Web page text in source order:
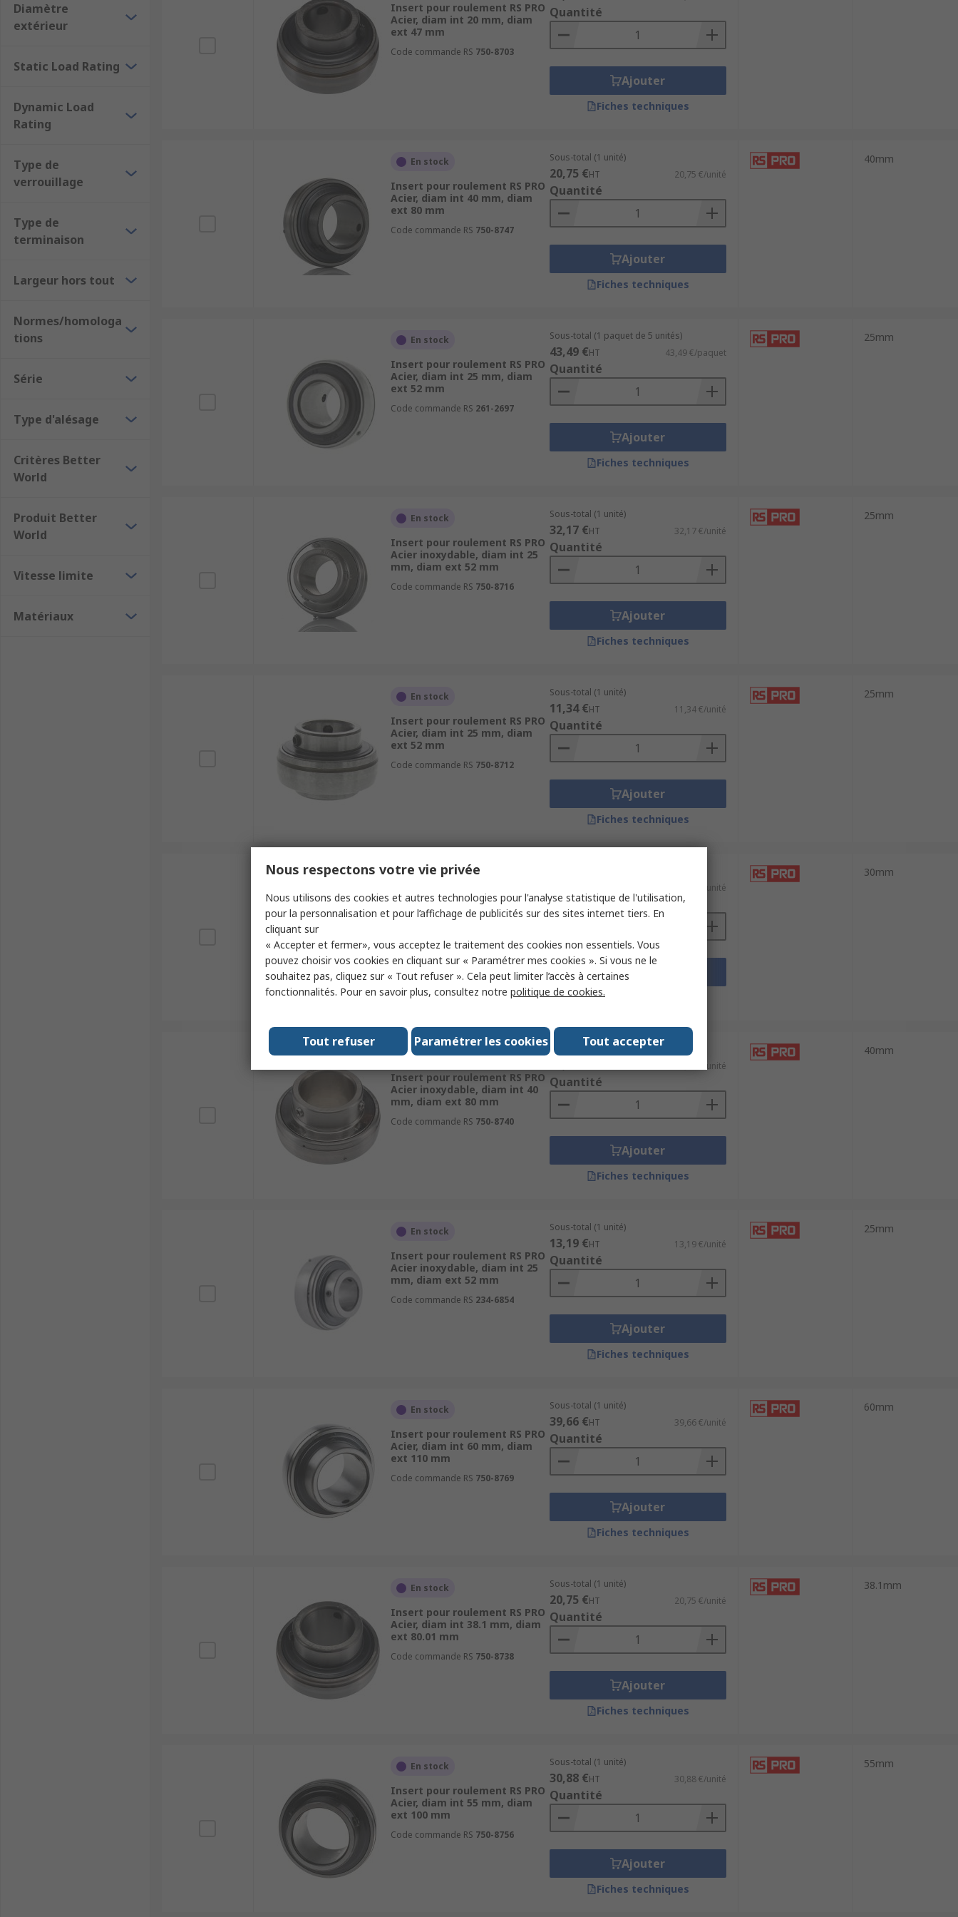
Diamètre
extérieur
Static Load Rating
Dynamic Load
Rating
Type de
verrouillage
Type de
terminaison
Largeur hors tout
Normes/homologa
tions
Série
Type d'alésage
Critères Better
World
Produit Better
World
Vitesse limite
Matériaux
Insert pour roulement RS PRO
Acier, diam int 20 mm, diam
ext 47 mm
Code commande RS 750-8703
Quantité
Ajouter
Fiches techniques
En stock
Insert pour roulement RS PRO
Acier, diam int 40 mm, diam
ext 80 mm
Code commande RS 750-8747
Sous-total (1 unité)
20,75 €HT 20,75 €/unité
Quantité
Ajouter
Fiches techniques
40mm
En stock
Insert pour roulement RS PRO
Acier, diam int 25 mm, diam
ext 52 mm
Code commande RS 261-2697
Sous-total (1 paquet de 5 unités)
43,49 €HT 43,49 €/paquet
Quantité
Ajouter
Fiches techniques
25mm
En stock
Insert pour roulement RS PRO
Acier inoxydable, diam int 25
mm, diam ext 52 mm
Code commande RS 750-8716
Sous-total (1 unité)
32,17 €HT 32,17 €/unité
Quantité
Ajouter
Fiches techniques
25mm
En stock
Insert pour roulement RS PRO
Acier, diam int 25 mm, diam
ext 52 mm
Code commande RS 750-8712
Sous-total (1 unité)
11,34 €HT 11,34 €/unité
Quantité
Ajouter
Fiches techniques
25mm
En stock
Insert pour roulement RS PRO
Acier inoxydable, diam int 30
mm, diam ext 62 mm
Code commande RS750-8728
47,92 €/unité
Quantité
Ajouter
Fiches techniques
30mm
En stock
Insert pour roulement RS PRO
Acier inoxydable, diam int 40
mm, diam ext 80 mm
Code commande RS 750-8740
Sous-total (1 unité)
83,97 €/unité
Quantité
Ajouter
Fiches techniques
40mm
En stock
Insert pour roulement RS PRO
Acier inoxydable, diam int 25
mm, diam ext 52 mm
Code commande RS 234-6854
Sous-total (1 unité)
13,19 €HT 13,19 €/unité
Quantité
Ajouter
Fiches techniques
25mm
En stock
Insert pour roulement RS PRO
Acier, diam int 60 mm, diam
ext 110 mm
Code commande RS 750-8769
Sous-total (1 unité)
39,66 €HT 39,66 €/unité
Quantité
Ajouter
Fiches techniques
60mm
En stock
Insert pour roulement RS PRO
Acier, diam int 38.1 mm, diam
ext 80.01 mm
Code commande RS 750-8738
Sous-total (1 unité)
20,75 €HT 20,75 €/unité
Quantité
Ajouter
Fiches techniques
38.1mm
En stock
Insert pour roulement RS PRO
Acier, diam int 55 mm, diam
ext 100 mm
Code commande RS 750-8756
Sous-total (1 unité)
30,88 €HT 30,88 €/unité
Quantité
Ajouter
Fiches techniques
55mm
Nous respectons votre vie privée
Nous utilisons des cookies et autres technologies pour l'analyse statistique de l'utilisation,
pour la personnalisation et pour l’affichage de publicités sur des sites internet tiers. En
cliquant sur
« Accepter et fermer», vous acceptez le traitement des cookies non essentiels. Vous
pouvez choisir vos cookies en cliquant sur « Paramétrer mes cookies ». Si vous ne le
souhaitez pas, cliquez sur « Tout refuser ». Cela peut limiter l’accès à certaines
fonctionnalités. Pour en savoir plus, consultez notre politique de cookies.
Tout accepter
Paramétrer les cookies
Tout refuser